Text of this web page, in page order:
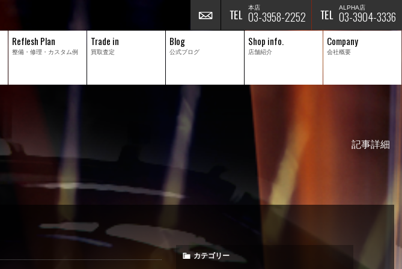
ALPHA店
03-3904-3336
本店
03-3958-2252
Reflesh Plan
整備・修理・ カスタム例
Trade in
買取査定
Blog
公式ブログ
Shop info.
店舗紹介
Company
会社概要
記事詳細
カテゴリー